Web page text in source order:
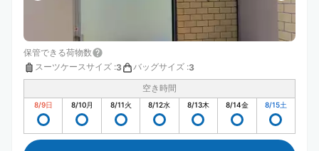
保管できる荷物数
スーツケースサイズ :3 バッグサイズ :3
空き時間
8/9日 8/10月 8/11火 8/12水 8/13木 8/14金 8/15土